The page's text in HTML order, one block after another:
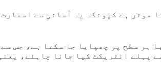
پہلے انٹریکٹ کیا جانا چاہئے،